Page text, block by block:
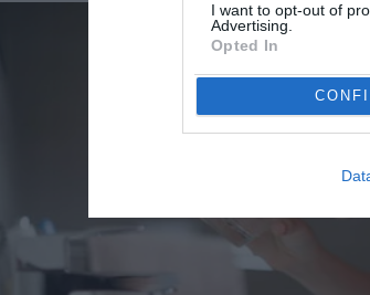
I want to opt-out of
Advertising.
Opted In